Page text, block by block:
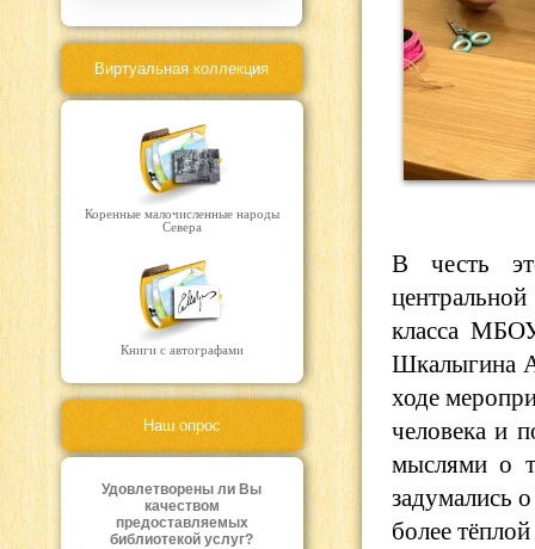
Виртуальная коллекция
Коренные малочисленные народы
Севера
Книги с автографами
Наш опрос
Удовлетворены ли Вы
качеством
предоставляемых
библиотекой услуг?
В честь
класса
Шкалыгина
ходе
человека и
мыслями о
задумались
более